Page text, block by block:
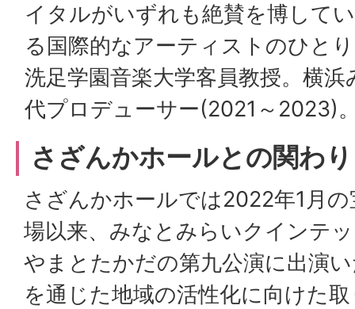
イタルがいずれも絶賛を博して
る国際的なアーティストのひと
洗足学園音楽大学客員教授。横
代プロデューサー(2021～2023)
さざんかホールとの関わり
さざんかホールでは2022年1月
場以来、みなとみらいクインテ
やまとたかだの第九公演に出演
を通じた地域の活性化に向けた